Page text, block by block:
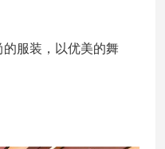
服装，以优美的舞